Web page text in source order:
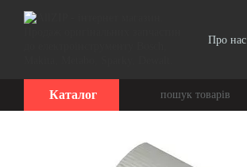
Перейти до основного контенту
Про нас
Каталог